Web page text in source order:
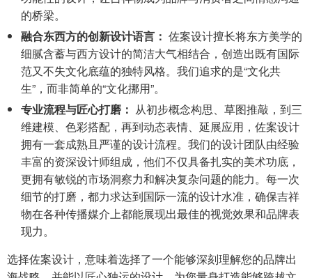
的桥梁。
融合东西方的创新设计语言： 佐案设计擅长将东方美学的
细腻含蓄与西方设计的简洁大气相结合，创造出既有国际
范又不失文化底蕴的独特风格。我们追求的是“文化共
生”，而非简单的“文化挪用”。
专业流程与匠心打磨： 从初步概念构思、草图推敲，到三
维建模、色彩搭配，再到动态表情、延展应用，佐案设计
拥有一套成熟且严谨的设计流程。我们的设计团队由经验
丰富的资深设计师组成，他们不仅具备扎实的美术功底，
更拥有敏锐的市场洞察力和解决复杂问题的能力。每一次
细节的打磨，都力求达到国际一流的设计水准，确保吉祥
物在各种传播媒介上都能展现出最佳的视觉效果和品牌表
现力。
选择佐案设计，意味着选择了一个能够深刻理解您的品牌出